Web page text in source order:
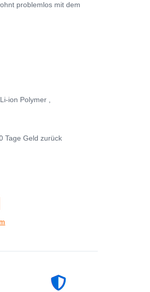
problemlos mit dem
ion Polymer ,
Tage Geld zurück